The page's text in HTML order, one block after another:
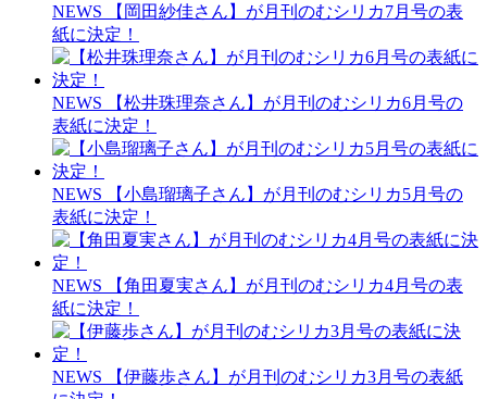
NEWS
【岡田紗佳さん】が月刊のむシリカ7月号の表
紙に決定！
NEWS
【松井珠理奈さん】が月刊のむシリカ6月号の
表紙に決定！
NEWS
【小島瑠璃子さん】が月刊のむシリカ5月号の
表紙に決定！
NEWS
【角田夏実さん】が月刊のむシリカ4月号の表
紙に決定！
NEWS
【伊藤歩さん】が月刊のむシリカ3月号の表紙